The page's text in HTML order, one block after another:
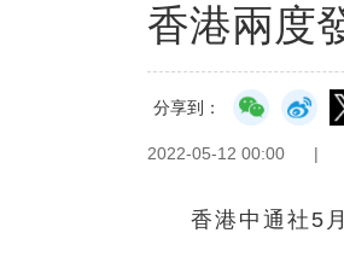
香港兩度
分享到：
2022-05-12 00:00 |
香港中通社5